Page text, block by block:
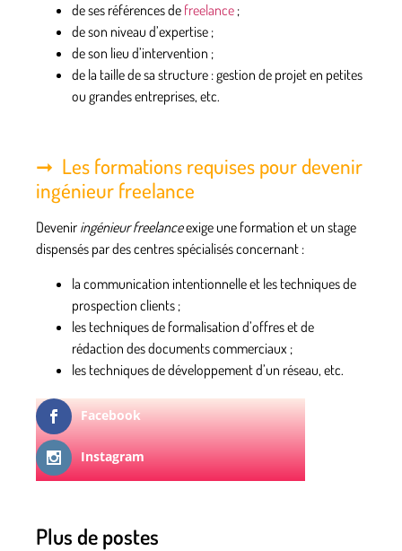
de ses références de freelance ;
de son niveau d’expertise ;
de son lieu d’intervention ;
de la taille de sa structure : gestion de projet en petites
ou grandes entreprises, etc.
Les formations requises pour devenir
ingénieur freelance
Devenir ingénieur freelanceexige une formation et un stage
dispensés par des centres spécialisés concernant :
la communication intentionnelle et les techniques de
prospection clients ;
les techniques de formalisation d’offres et de
rédaction des documents commerciaux ;
les techniques de développement d’un réseau, etc.
Facebook
Instagram
Plus de postes